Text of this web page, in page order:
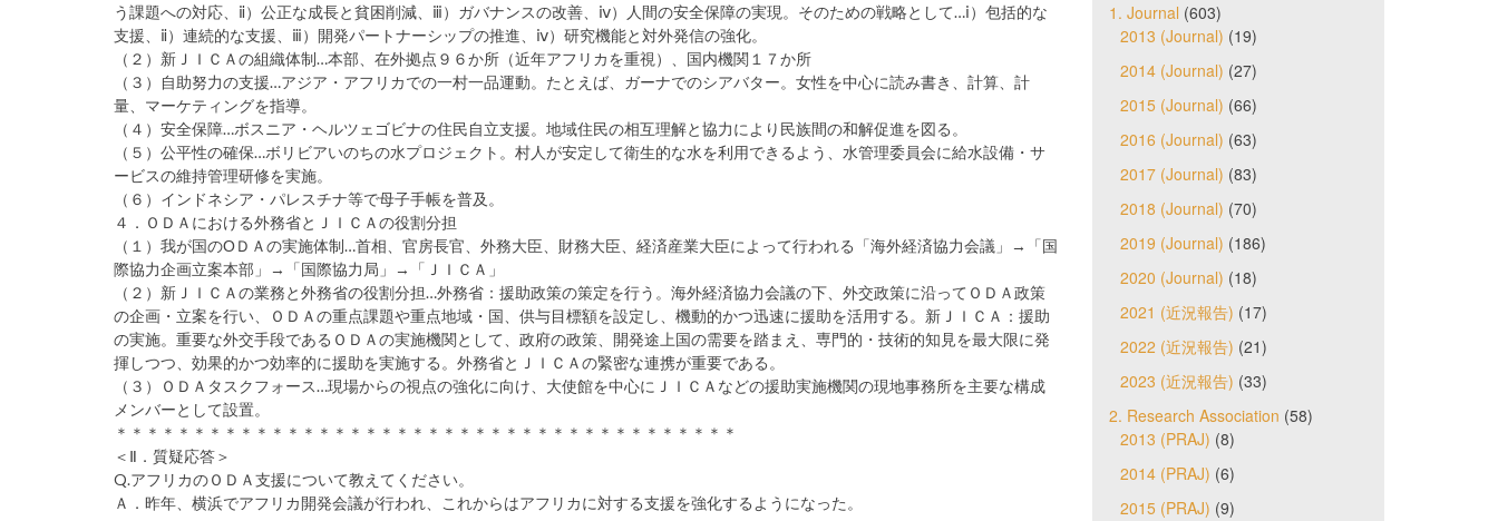
う課題への対応、ⅱ）公正な成長と貧困削減、ⅲ）ガバナンスの改善、ⅳ）人間の安全保障の実現。そのための戦略として…ⅰ）包括的な
支援、ⅱ）連続的な支援、ⅲ）開発パートナーシップの推進、ⅳ）研究機能と対外発信の強化。
（２）新ＪＩＣＡの組織体制…本部、在外拠点９６か所（近年アフリカを重視）、国内機関１７か所
（３）自助努力の支援…アジア・アフリカでの一村一品運動。たとえば、ガーナでのシアバター。女性を中心に読み書き、計算、計
量、マーケティングを指導。
（４）安全保障…ボスニア・ヘルツェゴビナの住民自立支援。地域住民の相互理解と協力により民族間の和解促進を図る。
（５）公平性の確保…ボリビアいのちの水プロジェクト。村人が安定して衛生的な水を利用できるよう、水管理委員会に給水設備・サ
ービスの維持管理研修を実施。
（６）インドネシア・パレスチナ等で母子手帳を普及。
４．ＯＤＡにおける外務省とＪＩＣＡの役割分担
（１）我が国のОＤＡの実施体制…首相、官房長官、外務大臣、財務大臣、経済産業大臣によって行われる「海外経済協力会議」→「国
際協力企画立案本部」→「国際協力局」→「ＪＩＣＡ」
（２）新ＪＩＣＡの業務と外務省の役割分担…外務省：援助政策の策定を行う。海外経済協力会議の下、外交政策に沿ってＯＤＡ政策
の企画・立案を行い、ＯＤＡの重点課題や重点地域・国、供与目標額を設定し、機動的かつ迅速に援助を活用する。新ＪＩＣＡ：援助
の実施。重要な外交手段であるＯＤＡの実施機関として、政府の政策、開発途上国の需要を踏まえ、専門的・技術的知見を最大限に発
揮しつつ、効果的かつ効率的に援助を実施する。外務省とＪＩＣＡの緊密な連携が重要である。
（３）ＯＤＡタスクフォース…現場からの視点の強化に向け、大使館を中心にＪＩＣＡなどの援助実施機関の現地事務所を主要な構成
メンバーとして設置。
＊＊＊＊＊＊＊＊＊＊＊＊＊＊＊＊＊＊＊＊＊＊＊＊＊＊＊＊＊＊＊＊＊＊＊＊＊＊＊＊
＜Ⅱ．質疑応答＞
Q.アフリカのＯＤＡ支援について教えてください。
Ａ．昨年、横浜でアフリカ開発会議が行われ、これからはアフリカに対する支援を強化するようになった。
1. Journal (603)
2013 (Journal) (19)
2014 (Journal) (27)
2015 (Journal) (66)
2016 (Journal) (63)
2017 (Journal) (83)
2018 (Journal) (70)
2019 (Journal) (186)
2020 (Journal) (18)
2021 (近況報告) (17)
2022 (近況報告) (21)
2023 (近況報告) (33)
2. Research Association (58)
2013 (PRAJ) (8)
2014 (PRAJ) (6)
2015 (PRAJ) (9)